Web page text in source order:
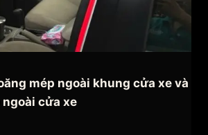
mép ngoài khung cửa xe và
cửa xe